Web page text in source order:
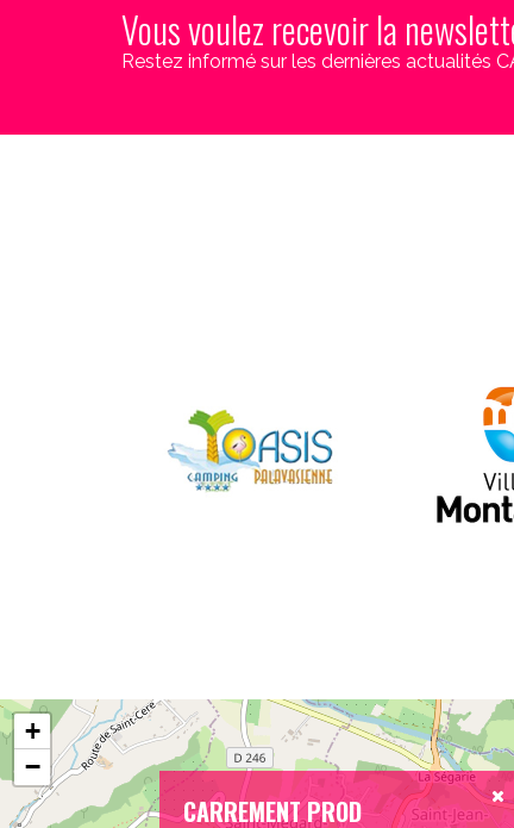
Vous voulez recevoir la
Restez informé sur les dernières actualités
CARREMENT PROD
+
−